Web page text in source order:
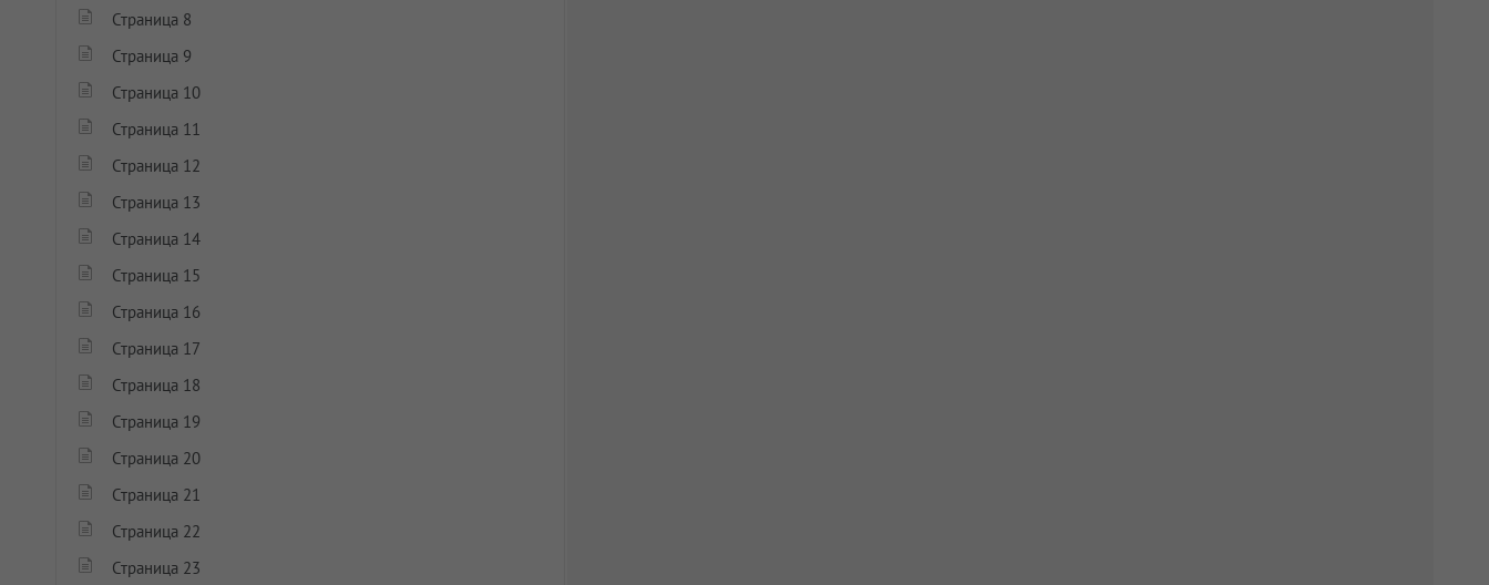
Страница 8
Страница 9
Страница 10
Страница 11
Страница 12
Страница 13
Страница 14
Страница 15
Страница 16
Страница 17
Страница 18
Страница 19
Страница 20
Страница 21
Страница 22
Страница 23